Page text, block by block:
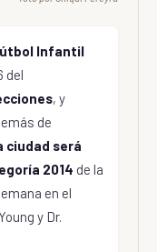
Infantil
del
, y
de
ciudad será
2014 de la
en el
y Dr.